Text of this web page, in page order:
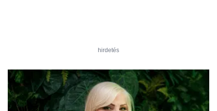
hirdetés